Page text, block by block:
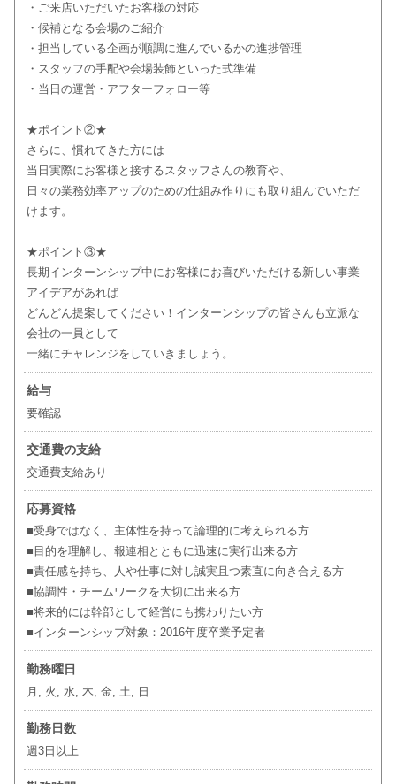
・ご来店いただいたお客様の対応
・候補となる会場のご紹介
・担当している企画が順調に進んでいるかの進捗管理
・スタッフの手配や会場装飾といった式準備
・当日の運営・アフターフォロー等
★ポイント②★
さらに、慣れてきた方には
当日実際にお客様と接するスタッフさんの教育や、
日々の業務効率アップのための仕組み作りにも取り組んでいただ
けます。
★ポイント③★
長期インターンシップ中にお客様にお喜びいただける新しい事業
アイデアがあれば
どんどん提案してください！インターンシップの皆さんも立派な
会社の一員として
一緒にチャレンジをしていきましょう。
給与
要確認
交通費の支給
交通費支給あり
応募資格
■受身ではなく、主体性を持って論理的に考えられる方
■目的を理解し、報連相とともに迅速に実行出来る方
■責任感を持ち、人や仕事に対し誠実且つ素直に向き合える方
■協調性・チームワークを大切に出来る方
■将来的には幹部として経営にも携わりたい方
■インターンシップ対象：2016年度卒業予定者
勤務曜日
月, 火, 水, 木, 金, 土, 日
勤務日数
週3日以上